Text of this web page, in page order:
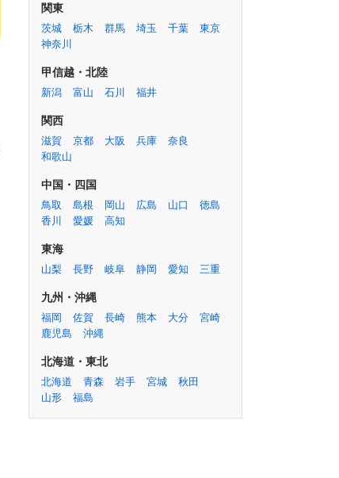
関東
茨城 栃木 群馬 埼玉 千葉
東京
神奈川
甲信越・北陸
新潟 富山 石川 福井
関西
滋賀 京都 大阪 兵庫
奈良
和歌山
中国・四国
鳥取 島根 岡山 広島 山口
徳島
香川
愛媛 高知
東海
山梨 長野 岐阜 静岡 愛知 三重
九州・沖縄
福岡 佐賀 長崎 熊本 大分
宮崎
鹿児島
沖縄
北海道・東北
北海道 青森 岩手 宮城
秋田
山形
福島